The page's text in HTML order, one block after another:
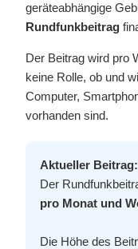
geräteabhängige
Rundfunkbeitrag
Der Beitrag wird pro
keine Rolle, ob und
Computer,
vorhanden sind.
Aktueller Beitrag:
Der
pro Monat und
Die Höhe des